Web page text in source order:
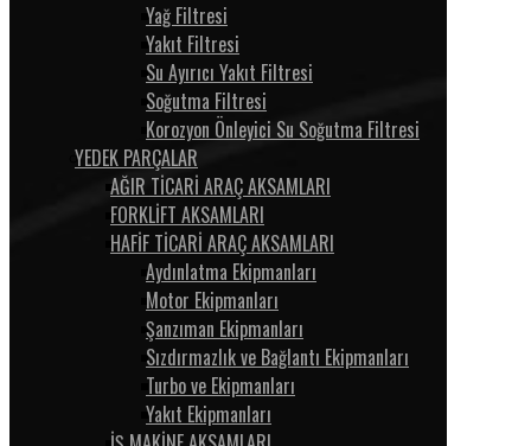
Yağ Filtresi
Yakıt Filtresi
Su Ayırıcı Yakıt Filtresi
Soğutma Filtresi
Korozyon Önleyici Su Soğutma Filtresi
YEDEK PARÇALAR
AĞIR TİCARİ ARAÇ AKSAMLARI
FORKLİFT AKSAMLARI
HAFİF TİCARİ ARAÇ AKSAMLARI
Aydınlatma Ekipmanları
Motor Ekipmanları
Şanzıman Ekipmanları
Sızdırmazlık ve Bağlantı Ekipmanları
Turbo ve Ekipmanları
Yakıt Ekipmanları